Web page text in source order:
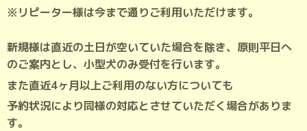
※リピーター様は今まで通りご利用いただけます。
新規様は直近の土日が空いていた場合を除き、原則平日へ
のご案内とし、小型犬のみ受付を行います。
また直近4ヶ月以上ご利用のない方についても
予約状況により同様の対応とさせていただく場合がありま
す。